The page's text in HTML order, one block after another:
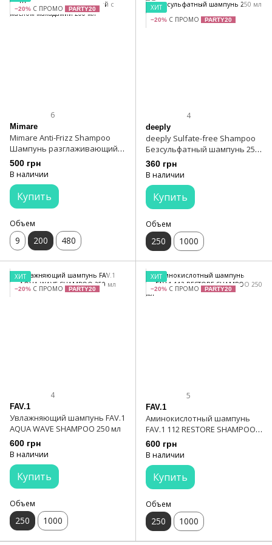
−20% С ПРОМО PARTY20
6
Mimare
Mimare Anti-Frizz Shampoo
Шампунь разглаживающий с
маслом макадамии 200 мл
500 грн
В наличии
Купить
Объем
9 200 480
ХИТ
−20% С ПРОМО PARTY20
4
deeply
deeply Sulfate-free Shampoo
Безсульфатный шампунь 250
мл
360 грн
В наличии
Купить
Объем
250 1000
ХИТ
−20% С ПРОМО PARTY20
4
FAV.1
Увлажняющий шампунь FAV.1
AQUA WAVE SHAMPOO 250 мл
600 грн
В наличии
Купить
Объем
250 1000
ХИТ
−20% С ПРОМО PARTY20
5
FAV.1
Аминокислотный шампунь
FAV.1 112 RESTORE SHAMPOO
250 мл
600 грн
В наличии
Купить
Объем
250 1000